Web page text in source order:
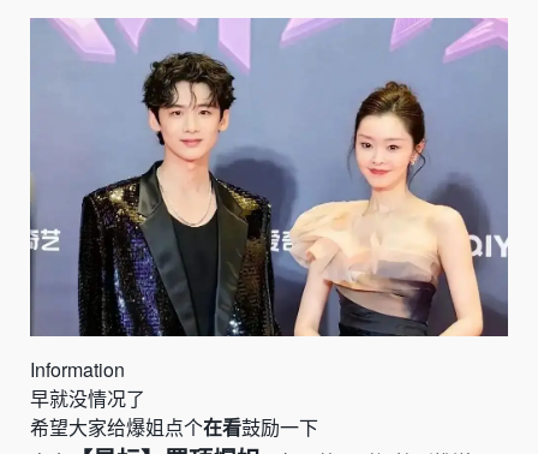
Information
早就没情况了
希望大家给爆姐点个在看鼓励一下